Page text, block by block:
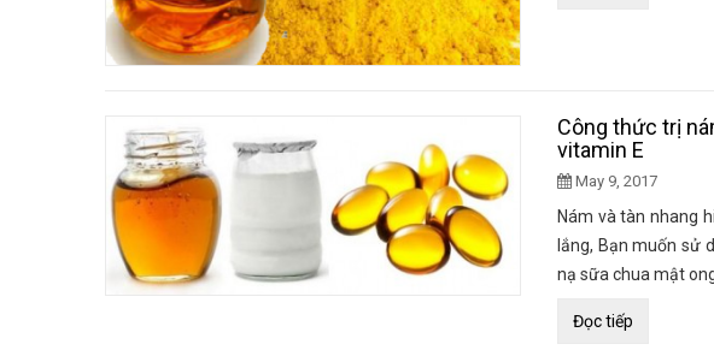
Công thức trị
vitamin E
May 9, 2017
Nám và tàn nhang
lắng, Bạn muốn sử
nạ sữa chua mật
Đọc tiếp